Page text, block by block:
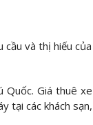
cầu và thị hiếu của
Quốc. Giá thuê xe
tại các khách sạn,